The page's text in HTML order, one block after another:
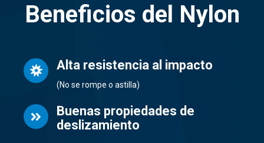
Beneficios del Nylon
Alta resistencia al impacto
(No se rompe o astilla)
Buenas propiedades de
deslizamiento